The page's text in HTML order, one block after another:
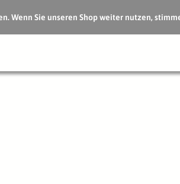
Wenn Sie unseren Shop weiter nutzen,